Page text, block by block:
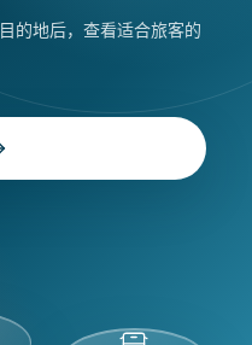
的地后，查看适合旅客的